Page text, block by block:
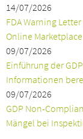
14/07/2026
FDA Warning
Online Marketplace
09/07/2026
Einführung der
Informationen
09/07/2026
GDP Non-
Mängel bei